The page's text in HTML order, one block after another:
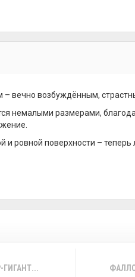
– вечно возбуждённым,
немалыми размерами,
ровной поверхности –